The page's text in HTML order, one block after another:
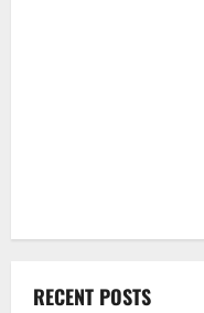
RECENT POSTS